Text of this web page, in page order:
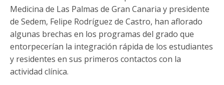
Medicina de Las Palmas de Gran Canaria y presidente
de Sedem, Felipe Rodríguez de Castro, han aflorado
algunas brechas en los programas del grado que
entorpecerían la integración rápida de los estudiantes
y residentes en sus primeros contactos con la
actividad clínica.